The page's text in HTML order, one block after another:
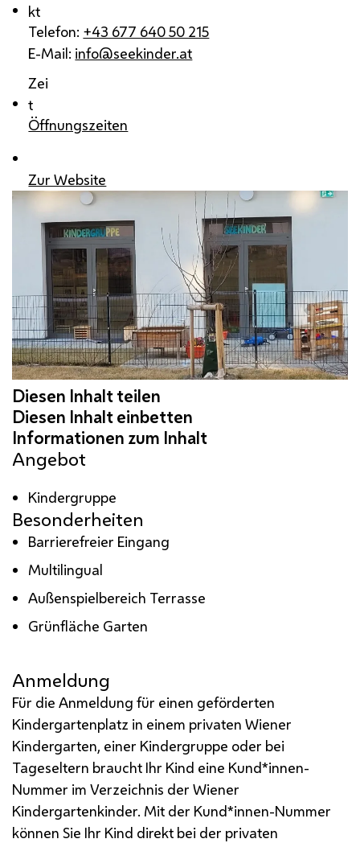
kt
Telefon: +43 677 640 50 215
E-Mail: info@seekinder.at
Zei
t
Öffnungszeiten
Zur Website
Angebot
Kindergruppe
Besonderheiten
Barrierefreier Eingang
Multilingual
Außenspielbereich Terrasse
Grünfläche Garten
Anmeldung
Für die Anmeldung für einen geförderten
Kindergartenplatz in einem privaten Wiener
Kindergarten, einer Kindergruppe oder bei
Tageseltern braucht Ihr Kind eine Kund*innen-
Nummer im Verzeichnis der Wiener
Kindergartenkinder. Mit der Kund*innen-Nummer
können Sie Ihr Kind direkt bei der privaten